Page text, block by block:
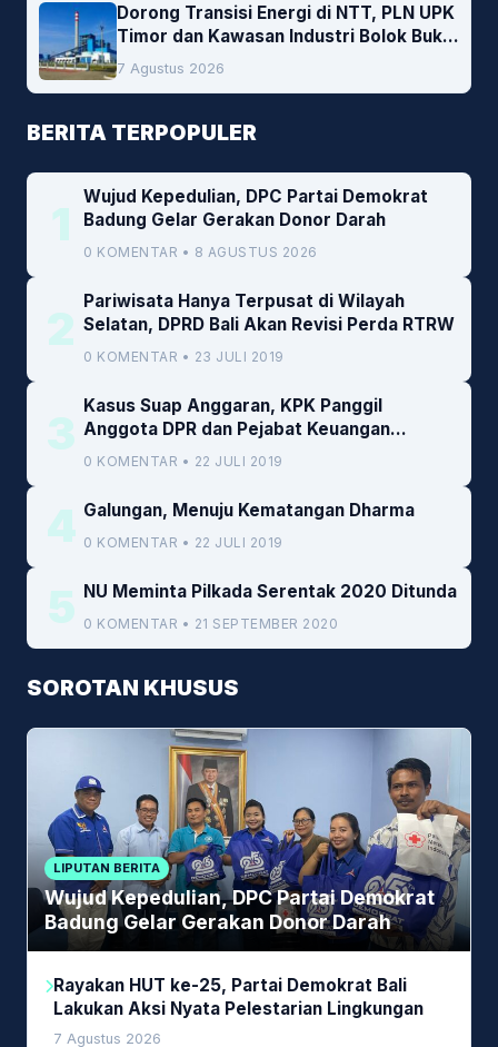
Dorong Transisi Energi di NTT, PLN UPK
Timor dan Kawasan Industri Bolok Buka
Peluang Investasi Woodchip untuk
Cofiring PLTU Bolok
7 Agustus 2026
BERITA TERPOPULER
1
Wujud Kepedulian, DPC Partai Demokrat
Badung Gelar Gerakan Donor Darah
0 KOMENTAR • 8 AGUSTUS 2026
2
Pariwisata Hanya Terpusat di Wilayah
Selatan, DPRD Bali Akan Revisi Perda RTRW
0 KOMENTAR • 23 JULI 2019
3
Kasus Suap Anggaran, KPK Panggil
Anggota DPR dan Pejabat Keuangan
Kemenkeu
0 KOMENTAR • 22 JULI 2019
4 Galungan, Menuju Kematangan Dharma
0 KOMENTAR • 22 JULI 2019
5 NU Meminta Pilkada Serentak 2020 Ditunda
0 KOMENTAR • 21 SEPTEMBER 2020
SOROTAN KHUSUS
LIPUTAN BERITA
Wujud Kepedulian, DPC Partai Demokrat
Badung Gelar Gerakan Donor Darah
Rayakan HUT ke-25, Partai Demokrat Bali
Lakukan Aksi Nyata Pelestarian Lingkungan
7 Agustus 2026